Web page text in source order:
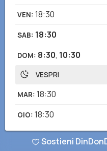
VEN: 18:30
SAB: 18:30
DOM: 8:30, 10:30
VESPRI
MAR: 18:30
GIO: 18:30
Sostieni